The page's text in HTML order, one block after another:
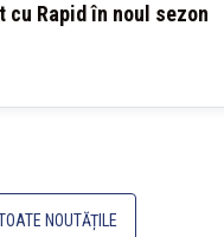
cu Rapid în noul sezon
NOUTĂȚILE